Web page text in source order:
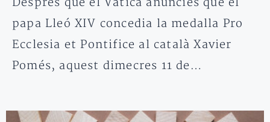
papa Lleó XIV concedia la medalla Pro
Ecclesia et Pontifice al català Xavier
Pomés, aquest dimecres 11 de…